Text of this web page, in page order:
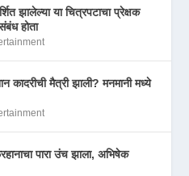
झालेल्या या चित्रपटाचा प्रेक्षक
होता
मैत्री झाली? मनमानी मध्ये
पारा उंच झाला, अभिषेक